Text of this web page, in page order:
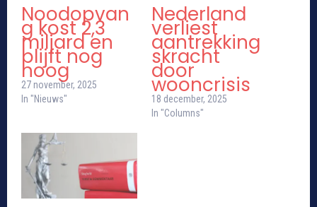
Noodopvan
g kost 2,3
miljard en
blijft nog
hoog
27 november, 2025
In "Nieuws"
Nederland
verliest
aantrekking
skracht
door
wooncrisis
18 december, 2025
In "Columns"